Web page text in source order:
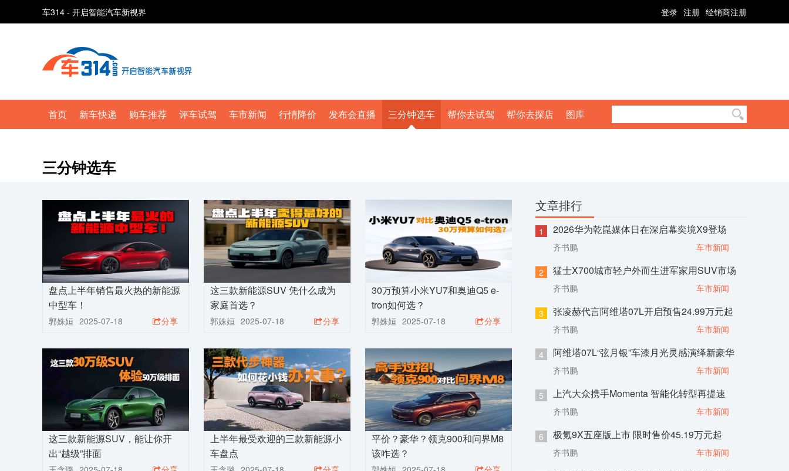
车314 - 开启智能汽车新视界 登录 注册 经销商注册
首页 新车快递 购车推荐 评车试驾 车市新闻 行情降价 发布会直播 三分钟选车 帮你去试驾 帮你去探店 图库
三分钟选车
盘点上半年销售最火热的新能源
中型车！
郭姝姮 2025-07-18 分享
这三款新能源SUV 凭什么成为
家庭首选？
郭姝姮 2025-07-18 分享
30万预算小米YU7和奥迪Q5 e-
tron如何选？
郭姝姮 2025-07-18 分享
这三款新能源SUV，能让你开
出“越级”排面
上半年最受欢迎的三款新能源小
车盘点
平价？豪华？领克900和问界M8
该咋选？
文章排行
1 2026华为乾崑媒体日在深启幕奕境X9登场
齐书鹏 车市新闻
2 猛士X700城市轻户外而生进军家用SUV市场
齐书鹏 车市新闻
3 张凌赫代言阿维塔07L开启预售24.99万元起
齐书鹏 车市新闻
4 阿维塔07L“弦月银”车漆月光灵感演绎新豪华
齐书鹏 车市新闻
5 上汽大众携手Momenta 智能化转型再提速
齐书鹏 车市新闻
6 极氪9X五座版上市 限时售价45.19万元起
齐书鹏 车市新闻